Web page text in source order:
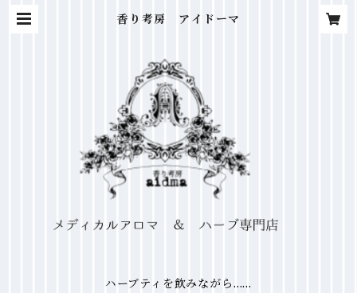
香り考房 アイドーマ
ハーブティを飲みながら……